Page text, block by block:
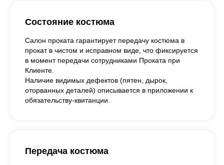
Состояние костюма
Салон проката гарантирует передачу костюма в
прокат в чистом и исправном виде, что фиксируется
в момент передачи сотрудниками Проката при
Клиенте.
Наличие видимых дефектов (пятен, дырок,
оторванных деталей) описывается в приложении к
обязательству-квитанции.
Передача костюма